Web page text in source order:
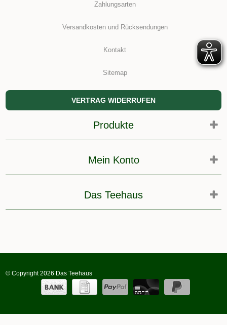
Zahlungsarten
Versandkosten und Rücksendungen
Kontakt
Sitemap
VERTRAG WIDERRUFEN
Produkte
Mein Konto
Das Teehaus
© Copyright 2026 Das Teehaus